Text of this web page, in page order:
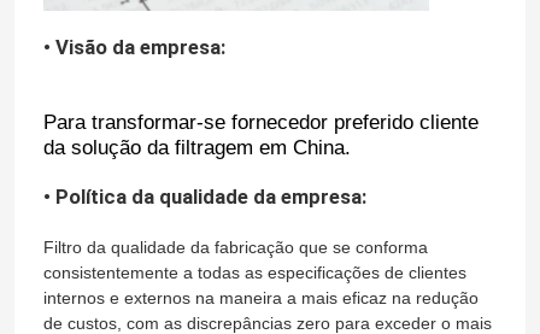
• Visão da empresa:
Para transformar-se fornecedor preferido cliente
da solução da filtragem em China.
• Política da qualidade da empresa:
Filtro da qualidade da fabricação que se conforma
consistentemente a todas as especificações de clientes
internos e externos na maneira a mais eficaz na redução
de custos, com as discrepâncias zero para exceder o mais